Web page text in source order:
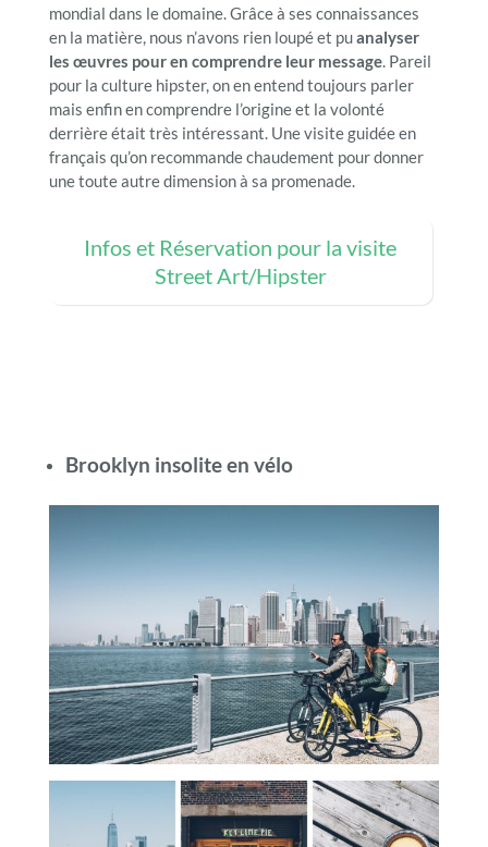
mondial dans le domaine. Grâce à ses connaissances
en la matière, nous n’avons rien loupé et puanalyser
les œuvres pour en comprendre leur message. Pareil
pour la culture hipster, on en entend toujours parler
mais enfin en comprendre l’origine et la volonté
derrière était très intéressant. Une visite guidée en
français qu’on recommande chaudement pour donner
une toute autre dimension à sa promenade.
Infos et Réservation pour la visite
Street Art/Hipster
Brooklyn insolite en vélo